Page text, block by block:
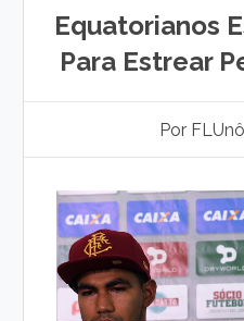
Equatorianos
Para Estrear
Por